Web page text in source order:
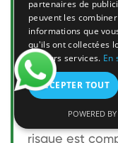
Le frelon
taille mais
son nid. Sa
celle d'une
une personne
bénigne. Pour
risque est
partenaires de
peuvent les
informations que
qu'ils ont collectées
de leurs services. En
ACCEPTER TOUT
POWERED